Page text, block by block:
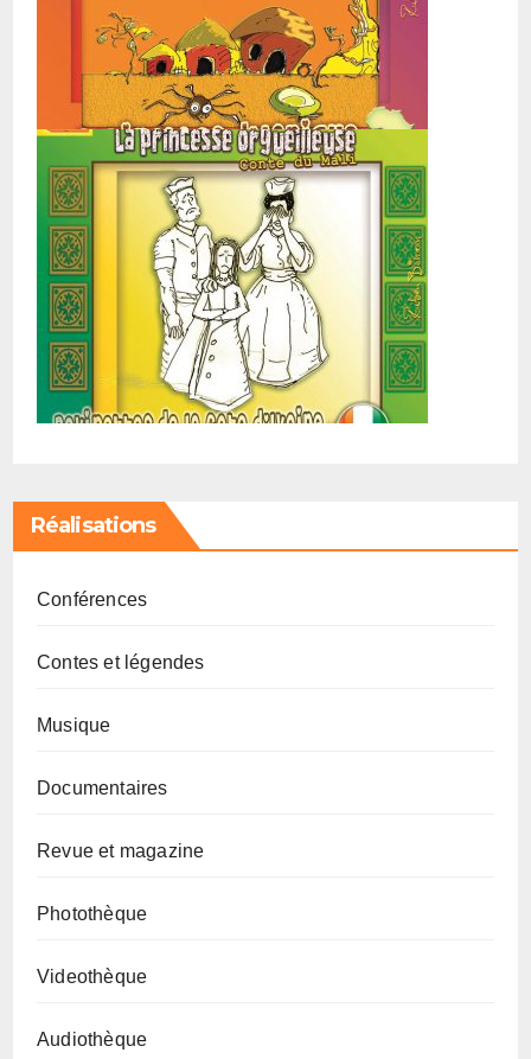
Réalisations
Conférences
Contes et légendes
Musique
Documentaires
Revue et magazine
Photothèque
Videothèque
Audiothèque